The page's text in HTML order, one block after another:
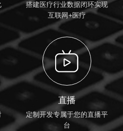
搭建医疗行业数据闭环实现
互联网+医疗
直播
定制开发专属于您的直播平
台